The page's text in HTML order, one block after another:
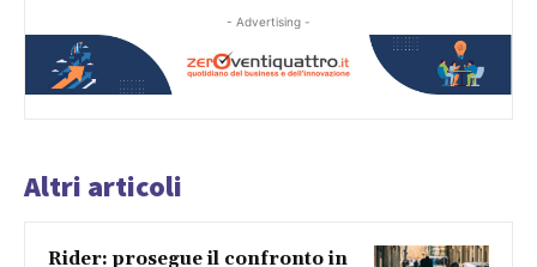
- Advertising -
Altri articoli
Rider: prosegue il confronto in